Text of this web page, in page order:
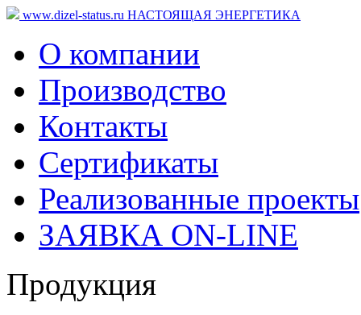
www.dizel-status.ru НАСТОЯЩАЯ ЭНЕРГЕТИКА
О компании
Производство
Контакты
Сертификаты
Реализованные проекты
ЗАЯВКА ON-LINE
Продукция